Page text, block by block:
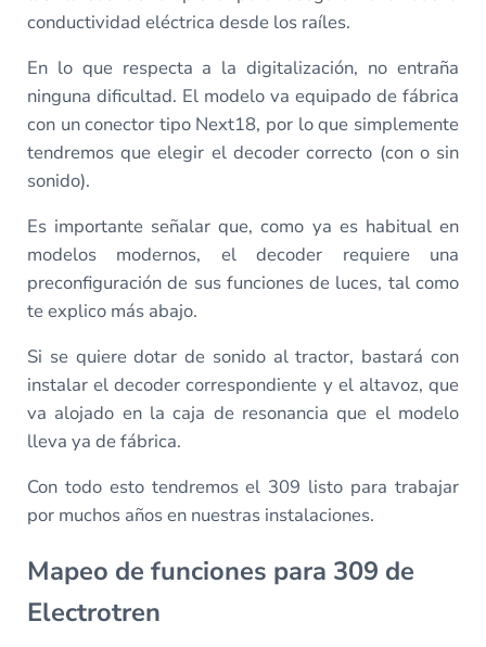
conductividad eléctrica desde los raíles.
En lo que respecta a la digitalización, no entraña
ninguna dificultad. El modelo va equipado de fábrica
con un conector tipo Next18, por lo que simplemente
tendremos que elegir el decoder correcto (con o sin
sonido).
Es importante señalar que, como ya es habitual en
modelos modernos, el decoder requiere una
preconfiguración de sus funciones de luces, tal como
te explico más abajo.
Si se quiere dotar de sonido al tractor, bastará con
instalar el decoder correspondiente y el altavoz, que
va alojado en la caja de resonancia que el modelo
lleva ya de fábrica.
Con todo esto tendremos el 309 listo para trabajar
por muchos años en nuestras instalaciones.
Mapeo de funciones para 309 de
Electrotren